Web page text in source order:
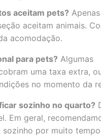
aceitam pets?
aceitam animais.
acomodação.
para pets? Algumas
uma taxa extra,
no momento da
sozinho no quarto?
Em geral,
sozinho por muito